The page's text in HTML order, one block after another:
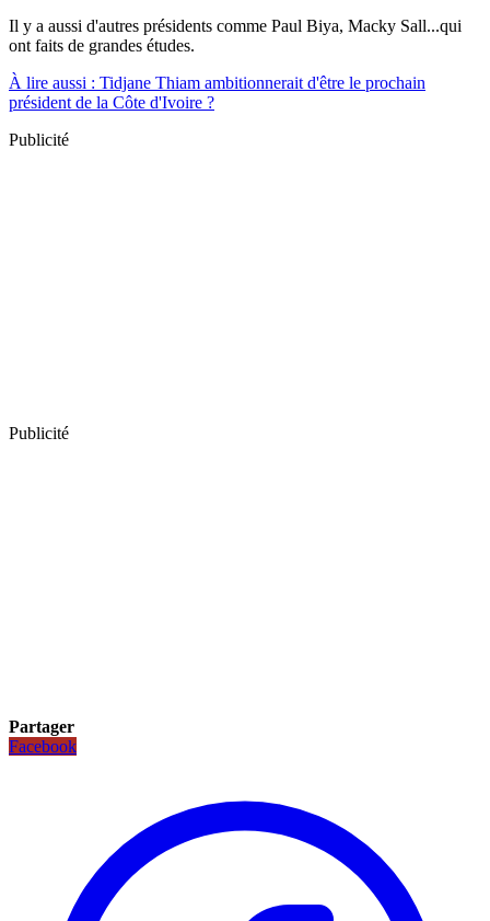
Il y a aussi d'autres présidents comme Paul Biya, Macky Sall...qui
ont faits de grandes études.
À lire aussi : Tidjane Thiam ambitionnerait d'être le prochain
président de la Côte d'Ivoire ?
Publicité
Publicité
Partager
Facebook